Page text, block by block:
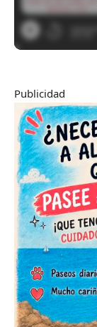
Publicidad